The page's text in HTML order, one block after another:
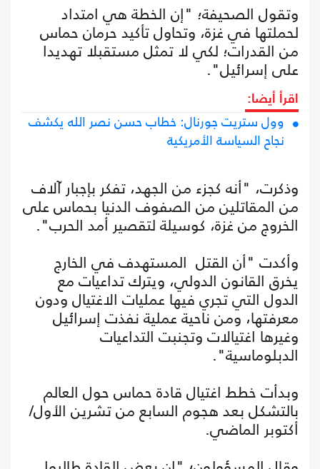
وتقول الصحيفة؛ "إن الخطة هي امتداد
لحملتها في غزة، وتحاول تأكيد حرمان حماس
من القدرات؛ لكي لا تمثل مستقبلا تهديدا
على إسرائيل".
اقرأ أيضا:
وول ستريت جورنال: خطاب حسن نصر الله يكشف
نجاح السياسة الأمريكية
وذكرت، "أنه كجزء من الجهد، تفكر بإجبار آلاف
من المقاتلين من الصفوف الدنيا بحماس على
الخروج من غزة، كوسيلة لتقصير أمد الحرب".
وأكدت "أن القتل المستهدف في الخارج
يخرق القانون الدولي، ويترك تداعيات مع
الدول التي تجري فيها عمليات الاغتيال ودون
معرفتها، ومن ناحية عملية نفذت إسرائيل
وغيرها اغتيالات وتجنبت التداعيات
الدبلوماسية".
وبدأت خطط اغتيال قادة حماس حول العالم
بالتشكل بعد هجوم السابع من تشرين الأول/
أكتوبر الماضي.